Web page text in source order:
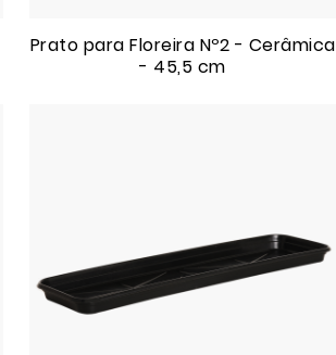
Prato para Floreira Nº2 - Cerâmica
- 45,5 cm